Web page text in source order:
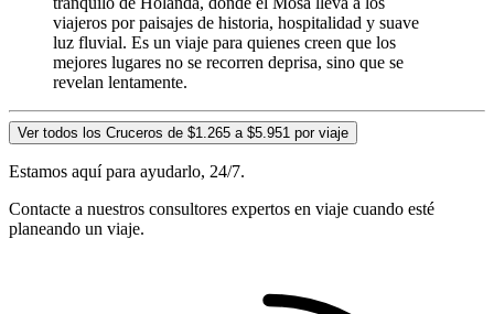
viajeros por paisajes de historia, hospitalidad y suave
luz fluvial. Es un viaje para quienes creen que los
mejores lugares no se recorren deprisa, sino que se
revelan lentamente.
Ver todos los Cruceros de $1.265 a $5.951 por viaje
Estamos aquí para ayudarlo, 24/7.
Contacte a nuestros consultores expertos en viaje cuando esté
planeando un viaje.